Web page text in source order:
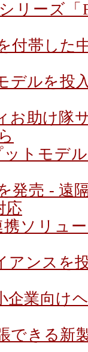
リーズ「
付帯した
デルを投
お助け隊
トモデ
発売 - 遠
応
ソリュ
アンスを
企業向け
できる新